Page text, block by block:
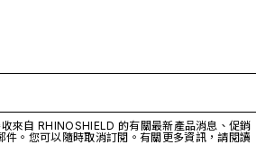
來自 RHINOSHIELD 的有關最新產品消息、促銷
件。您可以隨時取消訂閱。有關更多資訊，請閱讀